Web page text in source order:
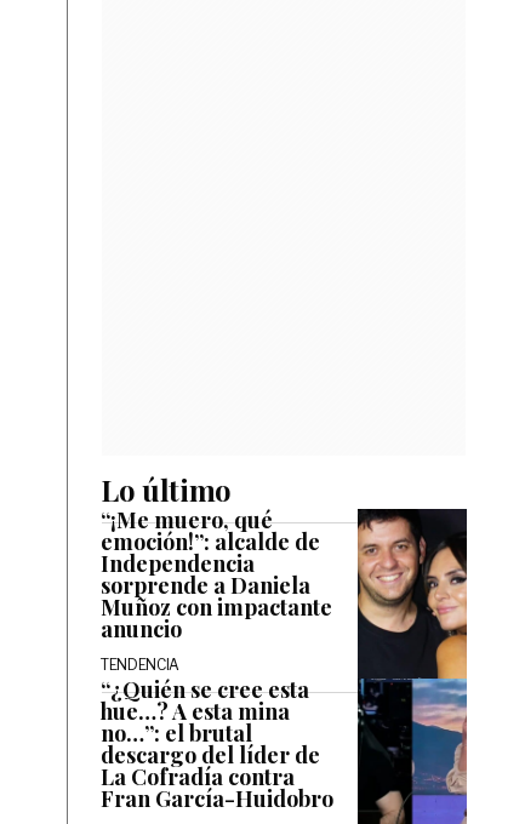
Lo último
“¡Me muero, qué
emoción!”: alcalde de
Independencia
sorprende a Daniela
Muñoz con impactante
anuncio
TENDENCIA
“¿Quién se cree esta
hue…? A esta mina
no…”: el brutal
descargo del líder de
La Cofradía contra
Fran García-Huidobro